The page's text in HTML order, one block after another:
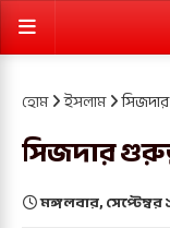
হোম ইসলাম
সিজদার
মঙ্গলবার,